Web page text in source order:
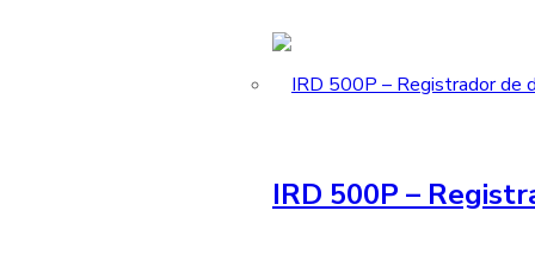
IRD 500P –